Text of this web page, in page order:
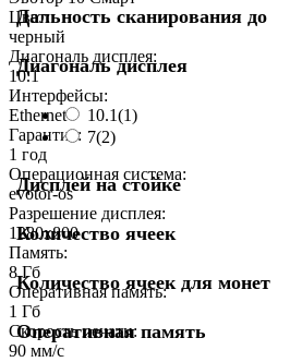
Дальность сканирования до
Диагональ дисплея
10.1(1)
7(2)
Дисплей на стойке
Количество ячеек
Количество ячеек для монет
Оперативная память
Цвет:
черный
Диагональ дисплея:
10.1
Интерфейсы:
Ethernet
Гарантия:
1 год
Операционная система:
evotor-os
Разрешение дисплея:
1280x800
Память:
8 Гб
Оперативная память:
1 Гб
Скорость печати:
90 мм/с